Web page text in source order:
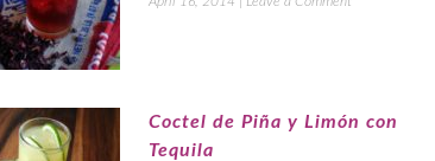
Coctel de Piña y Limón con
Tequila